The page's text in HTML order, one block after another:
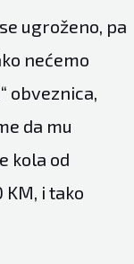
ugroženo, pa
nećemo
obveznica,
da mu
kola od
KM, i tako